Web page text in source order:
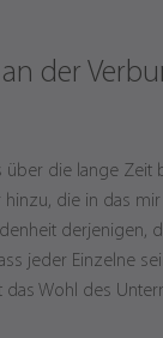
an der
die lange
die in das
derjenigen,
jeder Einzelne
Wohl des